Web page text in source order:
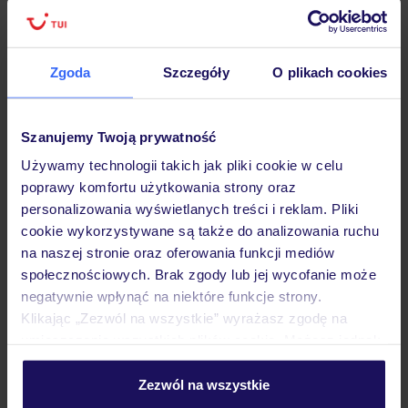
Zgoda Szczegóły O plikach cookies
Szanujemy Twoją prywatność
Używamy technologii takich jak pliki cookie w celu
poprawy komfortu użytkowania strony oraz
personalizowania wyświetlanych treści i reklam. Pliki
cookie wykorzystywane są także do analizowania ruchu
na naszej stronie oraz oferowania funkcji mediów
społecznościowych. Brak zgody lub jej wycofanie może
negatywnie wpłynąć na niektóre funkcje strony.
Klikając „Zezwól na wszystkie” wyrażasz zgodę na
personalizować swój wybór wchodząc w zakładkę
Zezwól na wszystkie
Hotel
Opinie
Pokoje
Wyżywienie